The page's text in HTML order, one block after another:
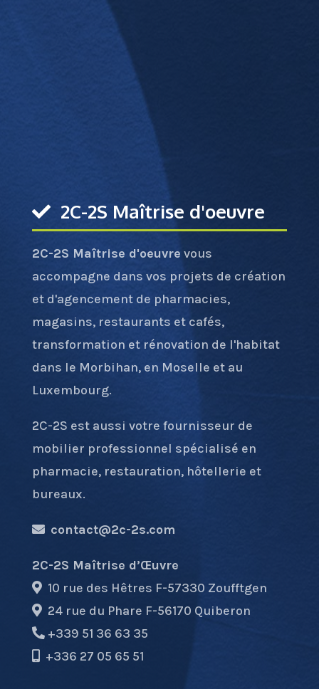
2C-2S Maîtrise d'oeuvre
2C-2S Maîtrise d'oeuvre vous
accompagne dans vos projets de création
et d'agencement de pharmacies,
magasins, restaurants et cafés,
transformation et rénovation de l'habitat
dans le Morbihan, en Moselle et au
Luxembourg.
2C-2S est aussi votre fournisseur de
mobilier professionnel spécialisé en
pharmacie, restauration, hôtellerie et
bureaux.
contact@2c-2s.com
2C-2S Maîtrise d’Œuvre
10 rue des Hêtres F-57330 Zoufftgen
24 rue du Phare F-56170 Quiberon
+339 51 36 63 35
+336 27 05 65 51